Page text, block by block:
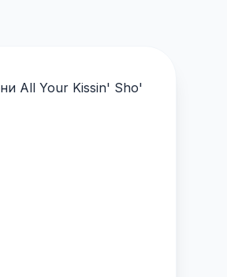
All Your Kissin' Sho'